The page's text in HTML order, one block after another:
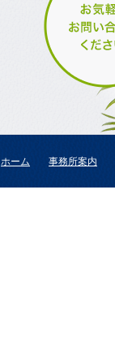
ホーム 事務所案内